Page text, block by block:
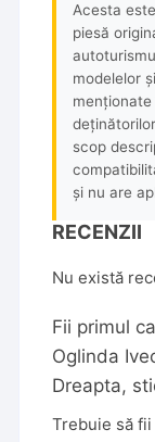
Acesta
piesă
modelelor
scop
și nu are
RECENZII
Nu există
Fii primul
Oglinda
Dreapta,
Trebuie să